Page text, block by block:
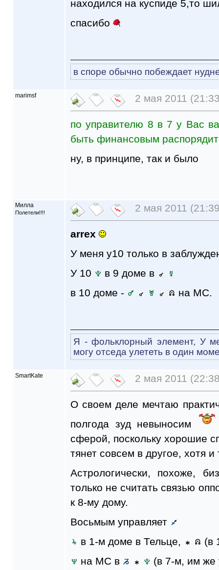
находился на куспиде 5,то
спасибо
в споре обычно побеждает
marimsf 2 мая 2011
по управителю 8 в 7 у Вас
быть финансовым
ну, в принципе, так и было
Милла
Полетели!!!! 2 мая 2011
arrex
У меня у10 только в
У 10
в 9 доме в
в 10 доме -
на МС.
Я - фольклорный элемент, У
могу отседа улететь в один
SmartKate 2 мая 2011
О своем деле мечтаю
полгода зуд невыносим
сферой, поскольку хорошие
тянет совсем в другое, хотя
Астрологически, похоже,
только не считать связью
к 8-му дому.
Восьмым управляет
в 1-м доме в Тельце,
(в
на MC в
(в 7-м, им же